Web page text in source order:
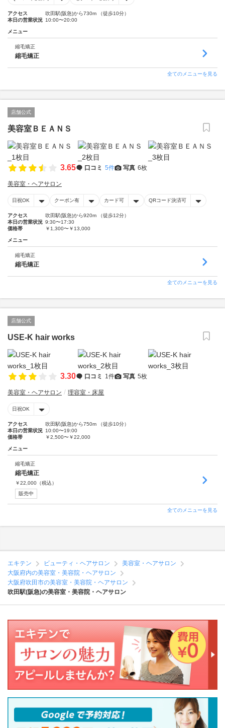
アクセス
吹田駅(阪急)から730m （徒歩10分）
本日の営業状況 10:00〜20:00
メニュー
縮毛矯正
縮毛矯正
全てのメニューを見る
店舗公式
美容室ＢＥＡＮＳ
3.65 口コミ 5件 写真 6枚
美容室・ヘアサロン
日祝OK クーポン有 カード可 QRコード決済可
アクセス
吹田駅(阪急)から920m （徒歩12分）
本日の営業状況 9:30〜17:30
価格帯
￥1,300〜￥13,000
メニュー
縮毛矯正
縮毛矯正
全てのメニューを見る
店舗公式
USE-K hair works
3.30 口コミ 1件 写真 5枚
美容室・ヘアサロン 理容室・床屋
日祝OK
アクセス
吹田駅(阪急)から750m （徒歩10分）
本日の営業状況 10:00〜19:00
価格帯
￥2,500〜￥22,000
メニュー
縮毛矯正
縮毛矯正
￥22,000 （税込）
販売中
全てのメニューを見る
エキテン ビューティ・ヘアサロン
美容室・ヘアサロン
大阪府内の美容室・美容院・ヘアサロン
大阪府吹田市の美容室・美容院・ヘアサロン
吹田駅(阪急)の美容室・美容院・ヘアサロン